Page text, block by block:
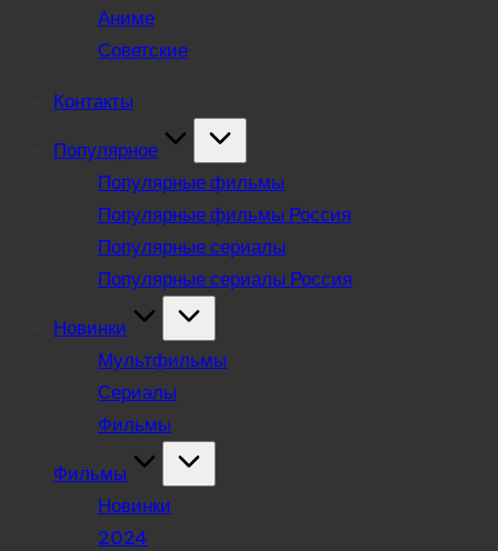
Аниме
Советские
Контакты
Популярное
Популярные фильмы
Популярные фильмы Россия
Популярные сериалы
Популярные сериалы Россия
Новинки
Мультфильмы
Сериалы
Фильмы
Фильмы
Новинки
2024